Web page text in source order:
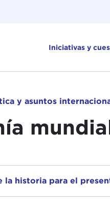
Iniciativas y
y asuntos
la historia para el